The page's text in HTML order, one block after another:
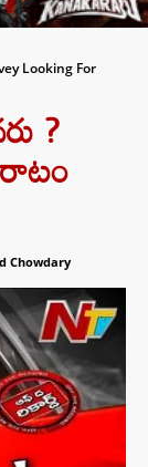
Looking For
?
Chowdary